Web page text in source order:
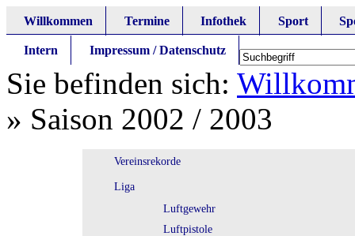
Willkommen Termine Infothek Sport
Intern Impressum / Datenschutz
Sie befinden sich:
» Saison 2002 / 2003
Vereinsrekorde
Liga
Luftgewehr
Luftpistole